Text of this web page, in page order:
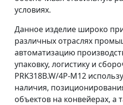
условиях.
Данное изделие широко
различных отраслях
автоматизацию
упаковку, логистику и
PRK318B.W/4P-M12
наличия,
объектов на конвейерах, а